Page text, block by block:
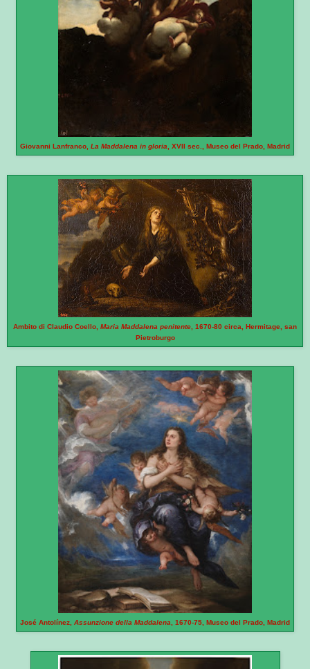
Giovanni Lanfranco, La Maddalena in gloria, XVII sec., Museo del Prado, Madrid
Ambito di Claudio Coello, Maria Maddalena penitente, 1670-80 circa, Hermitage, san
Pietroburgo
José Antolínez, Assunzione della Maddalena, 1670-75, Museo del Prado, Madrid